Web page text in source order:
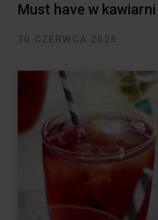
Must have w kawiarni
30 CZERWCA 2026